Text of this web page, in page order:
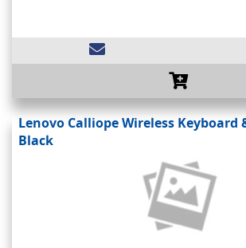
Lenovo Calliope Wireless Keyboard
Black